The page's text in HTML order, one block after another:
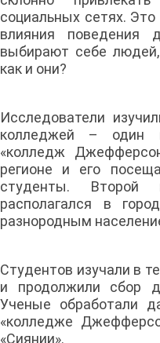
социальных сетях.
влияния поведения
выбирают себе
как и они?
Исследователи
колледжей – один
«колледж
регионе и его
студенты.
располагался в
разнородным
Студентов изучали в
и продолжили сбор
Ученые обработали
«колледже
«Сиянии».